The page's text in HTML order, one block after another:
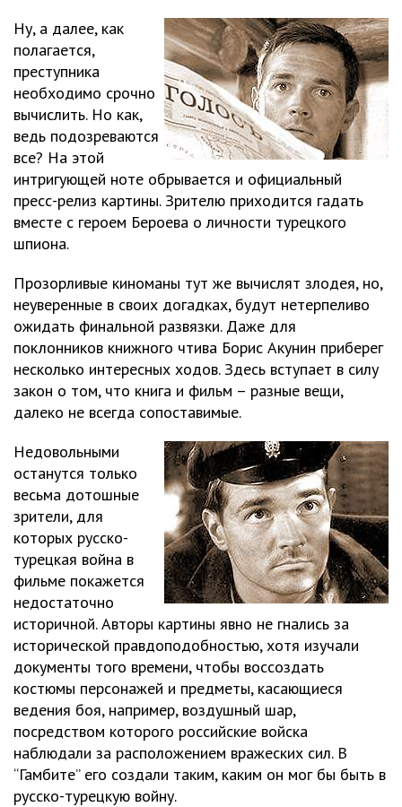
Ну, а далее, как
полагается,
преступника
необходимо срочно
вычислить. Но как,
ведь подозреваются
все? На этой
интригующей ноте обрывается и официальный
пресс-релиз картины. Зрителю приходится гадать
вместе с героем Бероева о личности турецкого
шпиона.
Прозорливые киноманы тут же вычислят злодея, но,
неуверенные в своих догадках, будут нетерпеливо
ожидать финальной развязки. Даже для
поклонников книжного чтива Борис Акунин приберег
несколько интересных ходов. Здесь вступает в силу
закон о том, что книга и фильм – разные вещи,
далеко не всегда сопоставимые.
Недовольными
останутся только
весьма дотошные
зрители, для
которых русско-
турецкая война в
фильме покажется
недостаточно
историчной. Авторы картины явно не гнались за
исторической правдоподобностью, хотя изучали
документы того времени, чтобы воссоздать
костюмы персонажей и предметы, касающиеся
ведения боя, например, воздушный шар,
посредством которого российские войска
наблюдали за расположением вражеских сил. В
“Гамбите” его создали таким, каким он мог бы быть в
русско-турецкую войну.